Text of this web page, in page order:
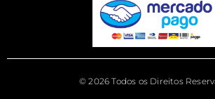
© 2026 Todos os Direitos